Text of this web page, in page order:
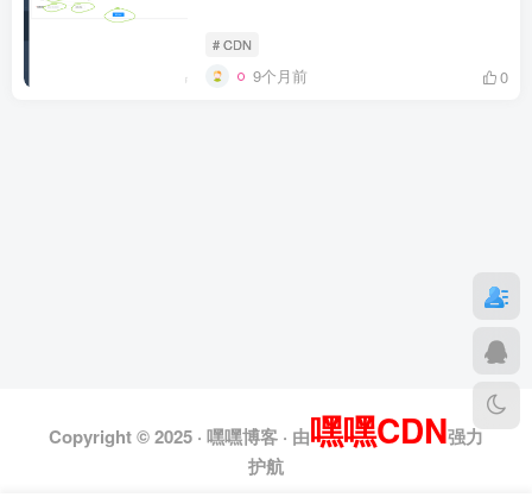
# CDN
9个月前 0
Copyright © 2025 · 嘿嘿博客 · 由嘿嘿CDN强力
护航